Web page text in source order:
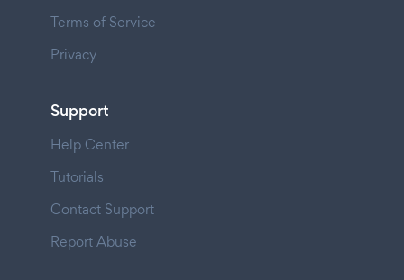
Terms of Service
Privacy
Support
Help Center
Tutorials
Contact Support
Report Abuse